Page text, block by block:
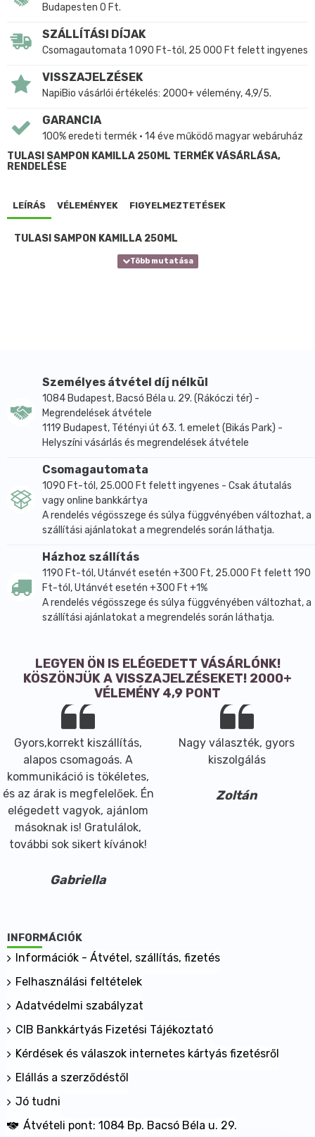
Budapesten 0 Ft.
SZÁLLÍTÁSI DÍJAK
Csomagautomata 1 090 Ft-tól, 25 000 Ft felett ingyenes
VISSZAJELZÉSEK
NapiBio vásárlói értékelés: 2000+ vélemény, 4,9/5.
GARANCIA
100% eredeti termék • 14 éve működő magyar webáruház
TULASI SAMPON KAMILLA 250ML TERMÉK VÁSÁRLÁSA,
RENDELÉSE
LEÍRÁS VÉLEMÉNYEK FIGYELMEZTETÉSEK
TULASI SAMPON KAMILLA 250ML
Személyes átvétel díj nélkül
1084 Budapest, Bacsó Béla u. 29. (Rákóczi tér) -
Megrendelések átvétele
1119 Budapest, Tétényi út 63. 1. emelet (Bikás Park) -
Helyszíni vásárlás és megrendelések átvétele
Csomagautomata
1090 Ft-tól, 25.000 Ft felett ingyenes - Csak átutalás
vagy online bankkártya
A rendelés végösszege és súlya függvényében változhat, a
szállítási ajánlatokat a megrendelés során láthatja.
Házhoz szállítás
1190 Ft-tól, Utánvét esetén +300 Ft, 25.000 Ft felett 190
Ft-tól, Utánvét esetén +300 Ft +1%
A rendelés végösszege és súlya függvényében változhat, a
szállítási ajánlatokat a megrendelés során láthatja.
LEGYEN ÖN IS ELÉGEDETT VÁSÁRLÓNK!
KÖSZÖNJÜK A VISSZAJELZÉSEKET! 2000+
VÉLEMÉNY 4,9 PONT
Gyors,korrekt kiszállítás,
alapos csomagoás. A
kommunikáció is tökéletes,
és az árak is megfelelőek. Én
elégedett vagyok, ajánlom
másoknak is! Gratulálok,
további sok sikert kívánok!
Gabriella
Nagy választék, gyors
kiszolgálás
Zoltán
INFORMÁCIÓK
Információk - Átvétel, szállítás, fizetés
Felhasználási feltételek
Adatvédelmi szabályzat
CIB Bankkártyás Fizetési Tájékoztató
Kérdések és válaszok internetes kártyás fizetésről
Elállás a szerződéstől
Jó tudni
Átvételi pont: 1084 Bp. Bacsó Béla u. 29.